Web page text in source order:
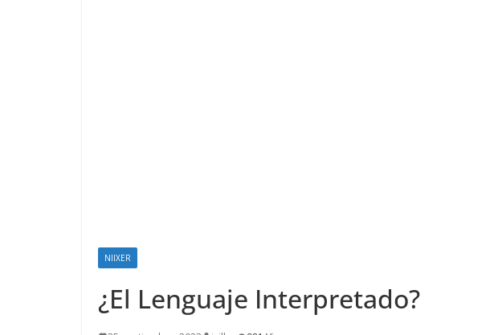
NIIXER
¿El Lenguaje Interpretado?